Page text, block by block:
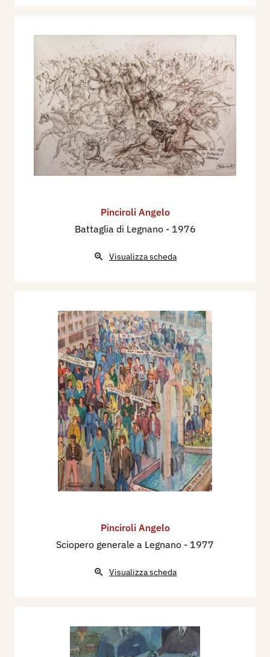
Pinciroli Angelo
Battaglia di Legnano - 1976
Visualizza scheda
Pinciroli Angelo
Sciopero generale a Legnano - 1977
Visualizza scheda